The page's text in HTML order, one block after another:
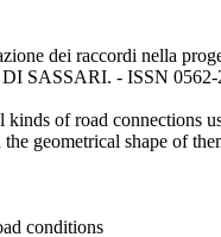
dei raccordi nella
- ISSN 0562-
kinds of road connections
geometrical shape of
conditions